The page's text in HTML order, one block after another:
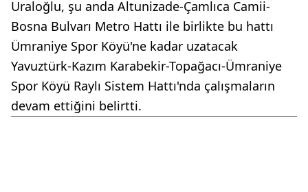
Uraloğlu, şu anda Altunizade-Çamlıca Camii-
Bosna Bulvarı Metro Hattı ile birlikte bu hattı
Ümraniye Spor Köyü'ne kadar uzatacak
Yavuztürk-Kazım Karabekir-Topağacı-Ümraniye
Spor Köyü Raylı Sistem Hattı'nda çalışmaların
devam ettiğini belirtti.